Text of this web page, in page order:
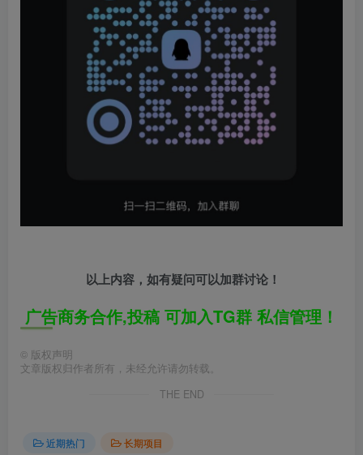
以上内容，如有疑问可以加群讨论！
广告商务合作,投稿 可加入TG群 私信管理！
© 版权声明
文章版权归作者所有，未经允许请勿转载。
THE END
近期热门
长期项目